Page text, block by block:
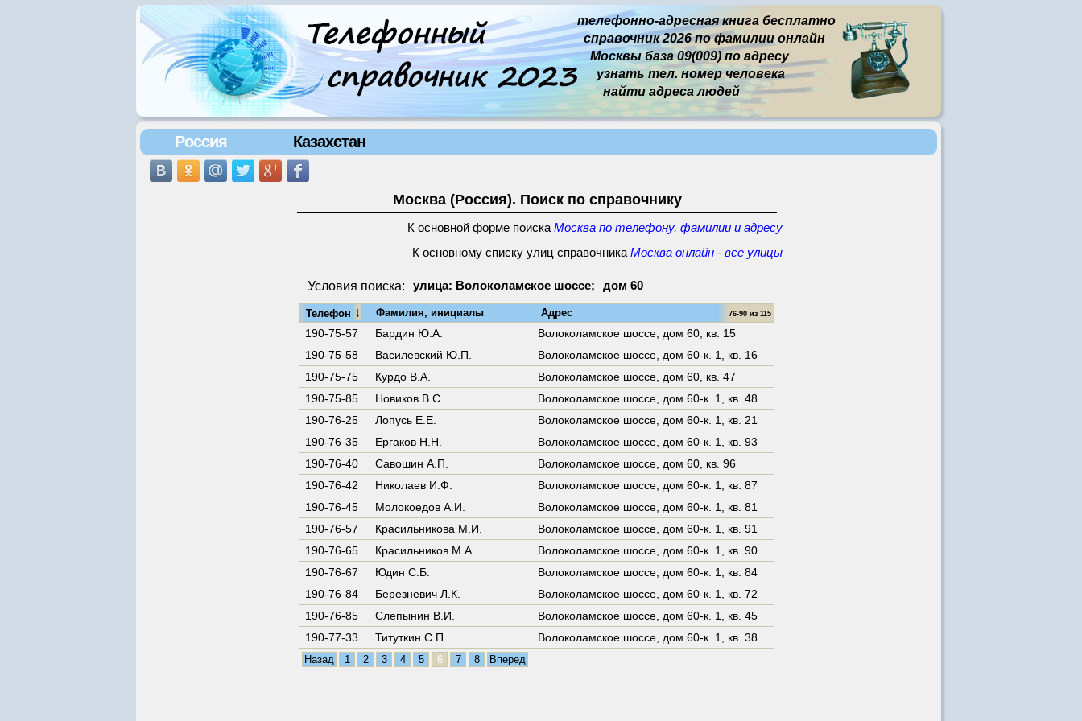
телефонно-адресная книга бесплатно
справочник 2026 по фамилии онлайн
Москвы база 09(009) по адресу
узнать тел. номер человека
найти адреса людей
Россия Казахстан
Москва (Россия). Поиск по справочнику
К основной форме поиска Москва по телефону, фамилии и адресу
К основному списку улиц справочника Москва онлайн - все улицы
Условия поиска: улица: Волоколамское шоссе; дом 60
Телефон ↓ Фамилия, инициалы Адрес 76-90 из 115
190-75-57 Бардин Ю.А. Волоколамское шоссе, дом 60 кв. 15
190-75-58
Василевский Ю.П. Волоколамское шоссе, дом 60-к. 1
кв. 16
190-75-75
Курдо В.А. Волоколамское шоссе, дом 60 кв. 47
190-75-85
Новиков В.С. Волоколамское шоссе, дом 60-к. 1
кв. 48
190-76-25
Лопусь Е.Е. Волоколамское шоссе, дом 60-к. 1
кв. 21
190-76-35
Ергаков Н.Н. Волоколамское шоссе, дом 60-к. 1
кв. 93
190-76-40
Савошин А.П. Волоколамское шоссе, дом 60 кв. 96
190-76-42
Николаев И.Ф. Волоколамское шоссе, дом 60-к. 1
кв. 87
190-76-45
Молокоедов А.И. Волоколамское шоссе, дом 60-к. 1
кв. 81
190-76-57
Красильникова М.И. Волоколамское шоссе, дом 60-к. 1
кв. 91
190-76-65
Красильников М.А. Волоколамское шоссе, дом 60-к. 1
кв. 90
190-76-67
Юдин С.Б. Волоколамское шоссе, дом 60-к. 1
кв. 84
190-76-84
Березневич Л.К. Волоколамское шоссе, дом 60-к. 1
кв. 72
190-76-85
Слепынин В.И. Волоколамское шоссе, дом 60-к. 1
кв. 45
190-77-33
Титуткин С.П. Волоколамское шоссе, дом 60-к. 1 кв. 38
Назад 1 2 3 4 5 6 7 8 Вперед